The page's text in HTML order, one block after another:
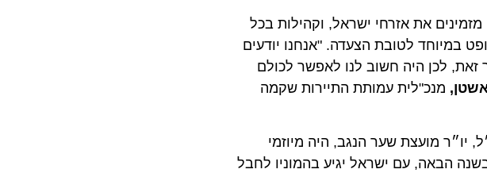
את אזרחי ישראל, וקהילות בכל
לטובת הצעדה. "אנחנו יודעים
לכן היה חשוב לנו לאפשר לכולם
מנכ"לית עמותת התיירות שקמה
מועצת שער הנגב, היה מיוזמי
הבאה, עם ישראל יגיע בהמוניו לחבל